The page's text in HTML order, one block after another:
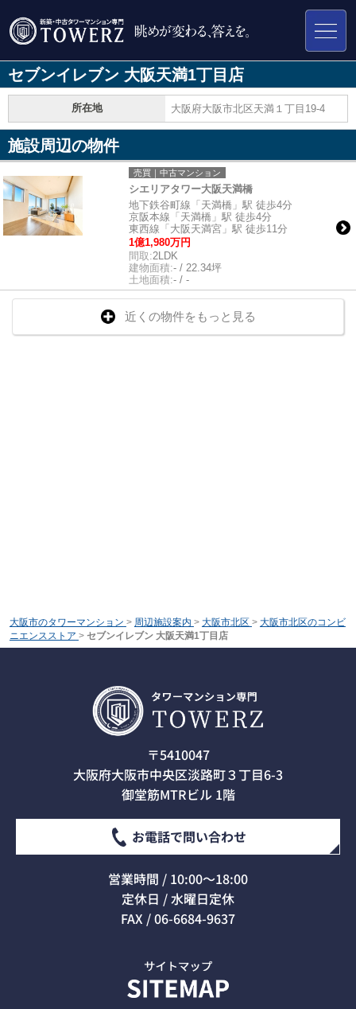
セブンイレブン 大阪天満1丁目店
所在地 大阪府大阪市北区天満１丁目19-4
施設周辺の物件
売買｜中古マンション
シエリアタワー大阪天満橋
地下鉄谷町線「天満橋」駅 徒歩4分
京阪本線「天満橋」駅 徒歩4分
東西線「大阪天満宮」駅 徒歩11分
1億1,980万円
間取:2LDK
建物面積:- / 22.34坪
土地面積:- / -
近くの物件をもっと見る
大阪市のタワーマンション > 周辺施設案内 > 大阪市北区 > 大阪市北区のコンビ
ニエンスストア > セブンイレブン 大阪天満1丁目店
〒5410047
大阪府大阪市中央区淡路町３丁目6-3
御堂筋MTRビル 1階
お電話で問い合わせ
営業時間 / 10:00～18:00
定休日 / 水曜日定休
FAX / 06-6684-9637